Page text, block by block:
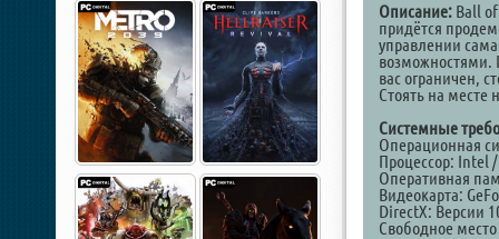
Описание: Ball
придётся
управлении
возможностями.
вас ограничен,
Стоять на месте
Системные
Операционная
Процессор: Intel
Оперативная
Видеокарта:
DirectX: Версии
Свободное